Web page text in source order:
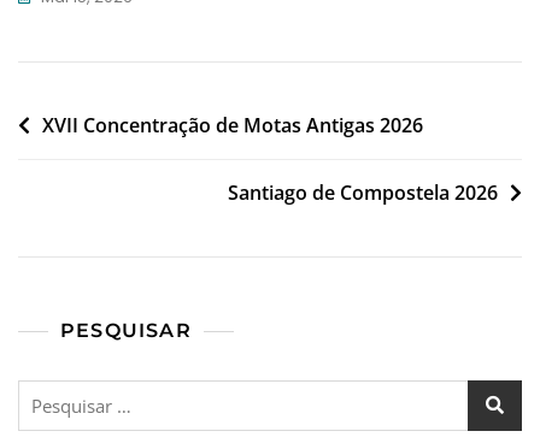
Navegação
XVII Concentração de Motas Antigas 2026
Santiago de Compostela 2026
PESQUISAR